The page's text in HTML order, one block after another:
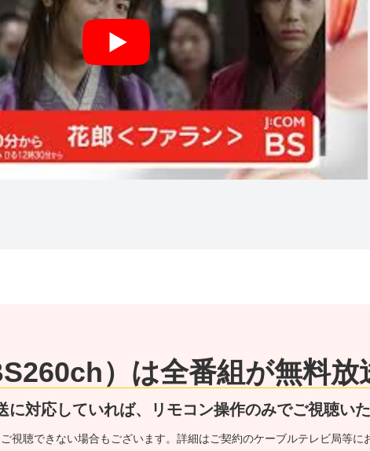
）は全番組が無料放
対応していれば、リモコン操作のみでご視聴いた
聴できない場合もございます。詳細はご契約のケーブルテレビ局等に